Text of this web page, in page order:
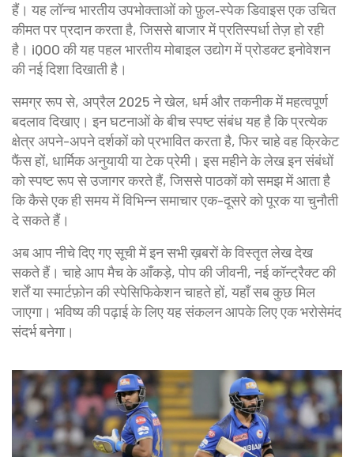
हैं। यह लॉन्च भारतीय उपभोक्ताओं को फ़ुल‑स्पेक डिवाइस एक उचित
कीमत पर प्रदान करता है, जिससे बाजार में प्रतिस्पर्धा तेज़ हो रही
है। iQOO की यह पहल भारतीय मोबाइल उद्योग में प्रोडक्ट इनोवेशन
की नई दिशा दिखाती है।
समग्र रूप से, अप्रैल 2025 ने खेल, धर्म और तकनीक में महत्वपूर्ण
बदलाव दिखाए। इन घटनाओं के बीच स्पष्ट संबंध यह है कि प्रत्येक
क्षेत्र अपने-अपने दर्शकों को प्रभावित करता है, फिर चाहे वह क्रिकेट
फैंस हों, धार्मिक अनुयायी या टेक प्रेमी। इस महीने के लेख इन संबंधों
को स्पष्ट रूप से उजागर करते हैं, जिससे पाठकों को समझ में आता है
कि कैसे एक ही समय में विभिन्न समाचार एक-दूसरे को पूरक या चुनौती
दे सकते हैं।
अब आप नीचे दिए गए सूची में इन सभी ख़बरों के विस्तृत लेख देख
सकते हैं। चाहे आप मैच के आँकड़े, पोप की जीवनी, नई कॉन्ट्रैक्ट की
शर्तें या स्मार्टफ़ोन की स्पेसिफिकेशन चाहते हों, यहाँ सब कुछ मिल
जाएगा। भविष्य की पढ़ाई के लिए यह संकलन आपके लिए एक भरोसेमंद
संदर्भ बनेगा।